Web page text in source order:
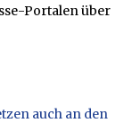
Portalen über
auch an den